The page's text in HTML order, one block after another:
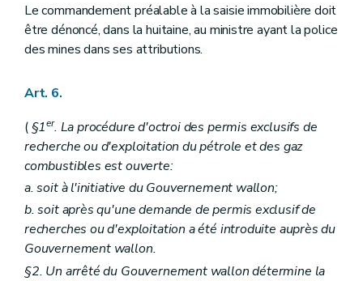
Le commandement préalable à la saisie immobilière doit
être dénoncé, dans la huitaine, au ministre ayant la police
des mines dans ses attributions.
Art. 6.
( §1er. La procédure d'octroi des permis exclusifs de
recherche ou d'exploitation du pétrole et des gaz
combustibles est ouverte:
a. soit à l'initiative du Gouvernement wallon;
b. soit après qu'une demande de permis exclusif de
recherches ou d'exploitation a été introduite auprès du
Gouvernement wallon.
§2. Un arrêté du Gouvernement wallon détermine la